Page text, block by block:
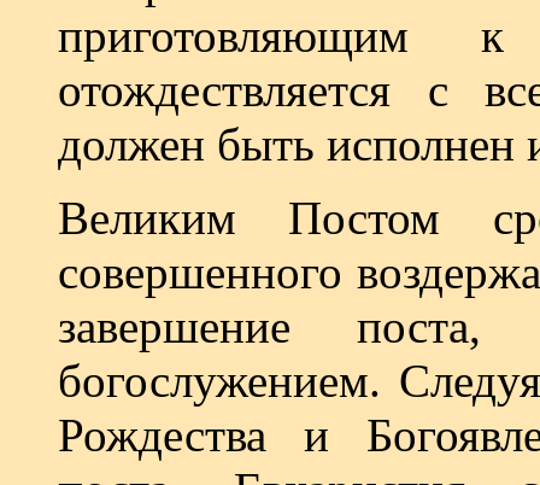
отождествляется с
должен быть исполнен
Великим Постом
совершенного
завершение поста,
богослужением.
Рождества и